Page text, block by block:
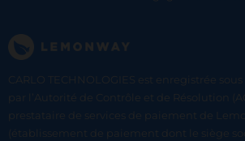
CARLO TECHNOLOGIES est enregistrée
par l’Autorité de Contrôle et de Résolution
prestataire de services de paiement de
(établissement de paiement dont le siège